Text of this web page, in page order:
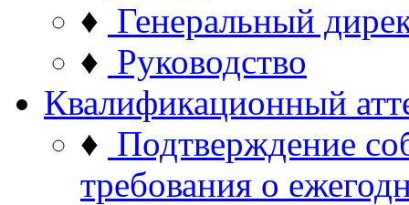
♦ Генеральный
♦ Руководство
Квалификационный
♦ Подтверждение
требования о